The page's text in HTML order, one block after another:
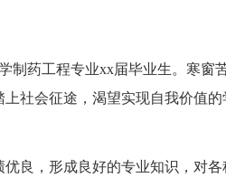
药工程专业xx届毕业生。寒窗
社会征途，渴望实现自我价值
，形成良好的专业知识，对各